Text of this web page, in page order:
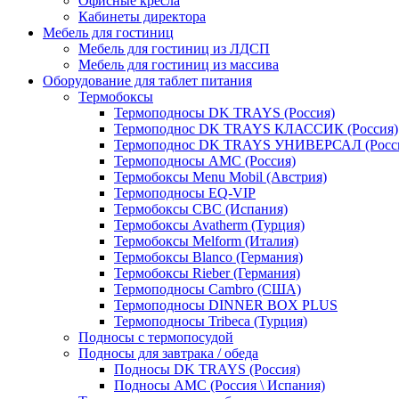
Кабинеты директора
Мебель для гостиниц
Мебель для гостиниц из ЛДСП
Мебель для гостиниц из массива
Оборудование для таблет питания
Термобоксы
Термоподносы DK TRAYS (Россия)
Термоподнос DK TRAYS КЛАССИК (Россия)
Термоподнос DK TRAYS УНИВЕРСАЛ
Термоподносы AMC (Россия)
Термобоксы Menu Mobil (Австрия)
Термоподносы EQ-VIP
Термобоксы CBC (Испания)
Термобоксы Avatherm (Турция)
Термобоксы Melform (Италия)
Термобоксы Blanco (Германия)
Термобоксы Rieber (Германия)
Термоподносы Cambro (США)
Термоподносы DINNER BOX PLUS
Термоподносы Tribeca (Турция)
Подносы с термопосудой
Подносы для завтрака / обеда
Подносы DK TRAYS (Россия)
Подносы AMC (Россия \ Испания)